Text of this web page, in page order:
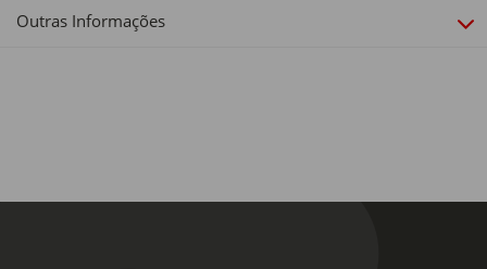
Outras Informações